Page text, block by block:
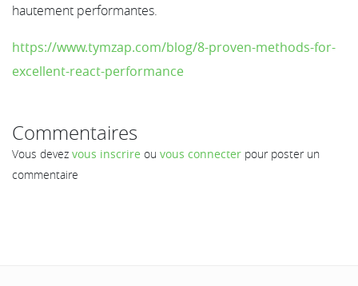
hautement performantes.
https://www.tymzap.com/blog/8-proven-methods-for-
excellent-react-performance
Commentaires
Vous devez vous inscrire ou vous connecter pour poster un
commentaire